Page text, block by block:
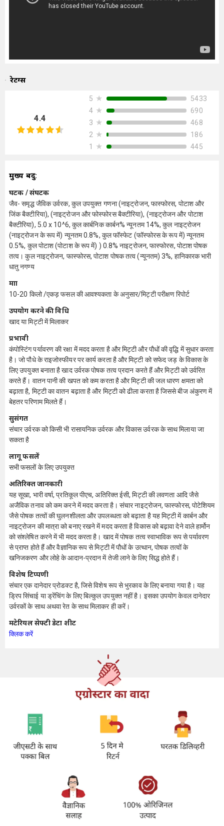
रेटिंग्स
4.4
5 ★
5433
4 ★
690
3 ★
468
2 ★
186
1
★ 445
मुख्य बिंदु:
घटक / संघटक
जैव- समृद्ध जैविक उर्वरक, कुल उपयुक्त गणना (नाइट्रोजन, फास्फोरस, पोटाश और
जिंक बैक्टीरिया), (नाइट्रोजन और फोस्फोरस बैक्टीरिया), (नाइट्रोजन और पोटाश
बैक्टीरिया), 5.0 x 10^6, कुल कार्बनिक कार्बन% न्यूनतम 14%, कुल नाइट्रोजन
(नाइट्रोजन के रूप में) न्यूनतम 0.8%, कुल फॉस्फेट (फॉस्फोरस के रूप में) न्यूनतम
0.5%, कुल पोटाश (पोटाश के रूप में) ) 0.8% नाइट्रोजन, फास्फोरस, पोटाश पोषक
तत्व। कुल नाइट्रोजन, फास्फोरस, पोटाश पोषक तत्व (न्यूनतम) 3%, हानिकारक भारी
धातु नगण्य
मात्रा
10-20 किलो /एकड़ फसल की आवश्यकता के अनुसार/मिट्टी परीक्षण रिपोर्ट
उपयोग करने की विधि
खाद या मिट्टी में मिलाकर
प्रभावी
कंपोस्टिंग पर्यावरण की रक्षा में मदद करता है और मिट्टी और पौधों की वृद्धि में सुधार करता
है। जो पौधे के राइजोस्फीयर पर कार्य करता है और मिट्टी को सफेद जड़ के विकास के
लिए उपयुक्त बनाता है खाद उर्वरक पोषक तत्व प्रदान करते हैं और मिट्टी को उर्वरित
करते हैं। वातन पानी की खपत को कम करता है और मिट्टी की जल धारण क्षमता को
बढ़ाता है, मिट्टी का वातन बढ़ाता है और मिट्टी को ढीला करता है जिससे बीज अंकुरण में
बेहतर परिणाम मिलते हैं।
सुसंगत
संचार उर्वरक को किसी भी रासायनिक उर्वरक और विकास उर्वरक के साथ मिलाया जा
सकता है
लागू फसलें
सभी फसलों के लिए उपयुक्त
अतिरिक्त जानकारी
यह सूखा, भारी वर्षा, प्रतिकूल पीएच, अतिरिक्त ईसी, मिट्टी की लवणता आदि जैसे
अजैविक तनाव को कम करने में मदद करता है। संचार नाइट्रोजन, फास्फोरस, पोटेशियम
जैसे पोषक तत्वों की घुलनशीलता और उपलब्धता को बढ़ाता है यह मिट्टी में कार्बन और
नाइट्रोजन की मात्रा को बनाए रखने में मदद करता है विकास को बढ़ावा देने वाले हार्मोन
को संश्लेषित करने में भी मदद करता है। खाद में पोषक तत्व स्वाभाविक रूप से पर्यावरण
से प्राप्त होते हैं और वैज्ञानिक रूप से मिट्टी में पौधों के उत्थान, पोषक तत्वों के
खनिजकरण और लोहे के आदान-प्रदान में तेजी लाने के लिए सिद्ध होते हैं।
विशेष टिप्पणी
संचार एक दानेदार प्रोडक्ट है, जिसे विशेष रूप से भुरकाव के लिए बनाया गया है। यह
ड्रिप सिंचाई या ड्रेंचिंग के लिए बिल्कुल उपयुक्त नहीं है। इसका उपयोग केवल दानेदार
उर्वरकों के साथ अथवा रेत के साथ मिलाकर ही करें।
मटेरियल सेफ्टी डेटा शीट
क्लिक करें